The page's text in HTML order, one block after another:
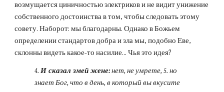
возмущается циничностью электриков и не видит унижение
собственного достоинства в том, чтобы следовать этому
совету. Наборот: мы благодарны. Однако в Божьем
определении стандартов добра и зла мы, подобно Еве,
склонны видеть какое-то насилие... Чья это идея?
4. И сказал змей жене: нет, не умрете, 5. но
знает Бог, что в день, в который вы вкусите